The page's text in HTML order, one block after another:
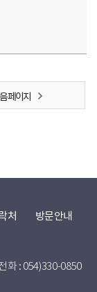
페이지
처
방문안내
화 : 054)330-0850